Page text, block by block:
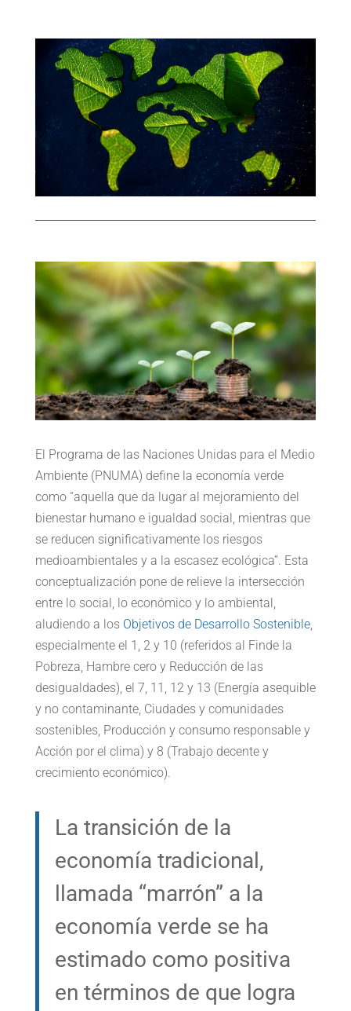
El Programa de las Naciones Unidas para el Medio
Ambiente (PNUMA) define la economía verde
como “aquella que da lugar al mejoramiento del
bienestar humano e igualdad social, mientras que
se reducen significativamente los riesgos
medioambientales y a la escasez ecológica”. Esta
conceptualización pone de relieve la intersección
entre lo social, lo económico y lo ambiental,
aludiendo a los Objetivos de Desarrollo Sostenible,
especialmente el 1, 2 y 10 (referidos al Finde la
Pobreza, Hambre cero y Reducción de las
desigualdades), el 7, 11, 12 y 13 (Energía asequible
y no contaminante, Ciudades y comunidades
sostenibles, Producción y consumo responsable y
Acción por el clima) y 8 (Trabajo decente y
crecimiento económico).
La transición de la
economía tradicional,
llamada “marrón” a la
economía verde se ha
estimado como positiva
en términos de que logra